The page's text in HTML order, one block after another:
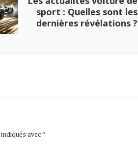
sport : Quelles sont les
dernières révélations ?
avec *